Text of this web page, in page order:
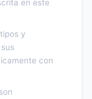
en este
y
con
son